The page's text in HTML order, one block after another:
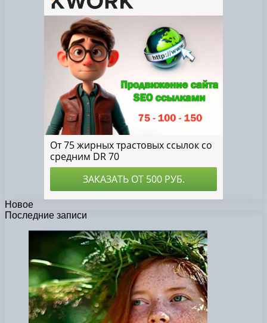
Новое
Последние записи